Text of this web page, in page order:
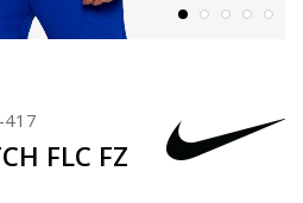
FLC FZ